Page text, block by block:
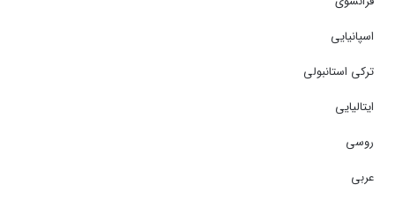
اسپانیایی
ترکی استانبولی
ایتالیایی
روسی
عربی